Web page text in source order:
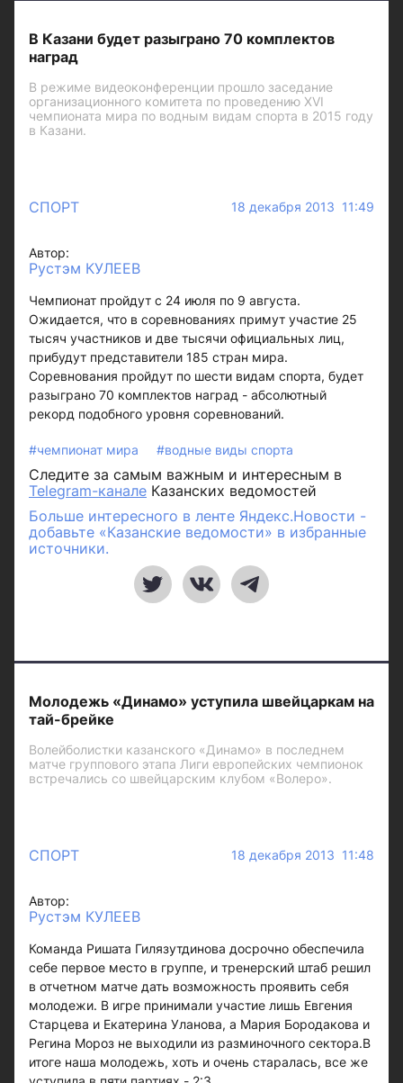
В Казани будет разыграно 70 комплектов
наград
В режиме видеоконференции прошло заседание
организационного комитета по проведению XVI
чемпионата мира по водным видам спорта в 2015 году
в Казани.
СПОРТ 18 декабря 2013 11:49
Автор:
Рустэм КУЛЕЕВ
Чемпионат пройдут с 24 июля по 9 августа.
Ожидается, что в соревнованиях примут участие 25
тысяч участников и две тысячи официальных лиц,
прибудут представители 185 стран мира.
Соревнования пройдут по шести видам спорта, будет
разыграно 70 комплектов наград - абсолютный
рекорд подобного уровня соревнований.
#чемпионат мира #водные виды спорта
Следите за самым важным и интересным в
Telegram-канале Казанских ведомостей
Больше интересного в ленте Яндекс.Новости -
добавьте «Казанские ведомости» в избранные
источники.
Молодежь «Динамо» уступила швейцаркам на
тай-брейке
Волейболистки казанского «Динамо» в последнем
матче группового этапа Лиги европейских чемпионок
встречались со швейцарским клубом «Волеро».
СПОРТ 18 декабря 2013 11:48
Автор:
Рустэм КУЛЕЕВ
Команда Ришата Гилязутдинова досрочно обеспечила
себе первое место в группе, и тренерский штаб решил
в отчетном матче дать возможность проявить себя
молодежи. В игре принимали участие лишь Евгения
Старцева и Екатерина Уланова, а Мария Бородакова и
Регина Мороз не выходили из разминочного сектора.В
итоге наша молодежь, хоть и очень старалась, все же